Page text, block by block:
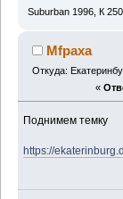
Suburban 1996, К
Mfpaxa
Откуда:
«
Поднимем темку
https://